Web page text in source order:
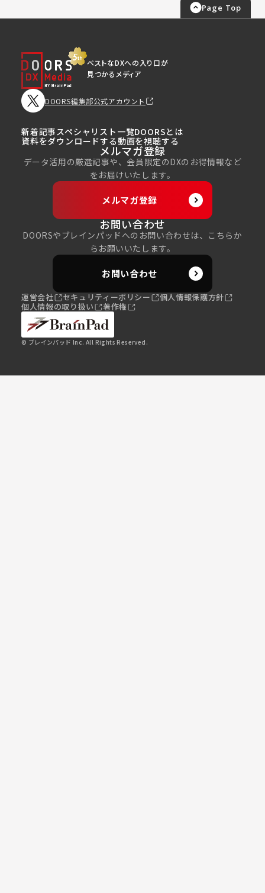
Page Top
ベストなDXへの入り口が
見つかるメディア
DOORS編集部公式アカウント
新着記事スペシャリスト一覧DOORSとは
資料をダウンロードする動画を視聴する
メルマガ登録
データ活用の厳選記事や、会員限定のDXのお得情報など
をお届けいたします。
メルマガ登録
お問い合わせ
DOORSやブレインパッドへのお問い合わせは、こちらか
らお願いいたします。
お問い合わせ
運営会社 セキュリティーポリシー
個人情報保護方針
個人情報の取り扱い
著作権
© ブレインパッド Inc. All Rights Reserved.